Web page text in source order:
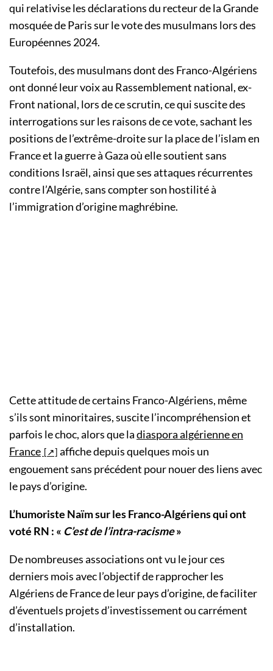
qui relativise les déclarations du recteur de la Grande
mosquée de Paris sur le vote des musulmans lors des
Européennes 2024.
Toutefois, des musulmans dont des Franco-Algériens
ont donné leur voix au Rassemblement national, ex-
Front national, lors de ce scrutin, ce qui suscite des
interrogations sur les raisons de ce vote, sachant les
positions de l’extrême-droite sur la place de l’islam en
France et la guerre à Gaza où elle soutient sans
conditions Israël, ainsi que ses attaques récurrentes
contre l’Algérie, sans compter son hostilité à
l’immigration d’origine maghrébine.
Cette attitude de certains Franco-Algériens, même
s’ils sont minoritaires, suscite l’incompréhension et
parfois le choc, alors que ladiaspora algérienne en
France
affiche depuis quelques mois un
engouement sans précédent pour nouer des liens avec
le pays d’origine.
L’humoriste Naïm sur les Franco-Algériens qui ont
voté RN : « C’est de l’intra-racisme»
De nombreuses associations ont vu le jour ces
derniers mois avec l’objectif de rapprocher les
Algériens de France de leur pays d’origine, de faciliter
d’éventuels projets d’investissement ou carrément
d’installation.